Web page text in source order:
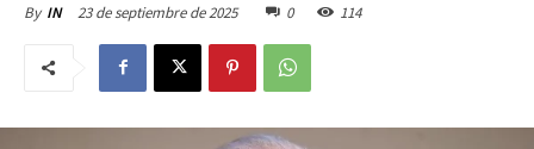
By IN 23 de septiembre de 2025 0 114